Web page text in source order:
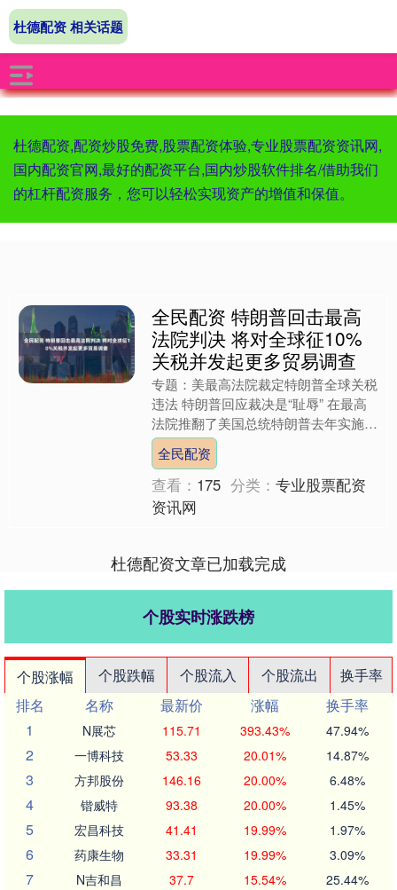
杜德配资,配资炒股免费,股票配资体验,专业股票配资资讯网,
国内配资官网,最好的配资平台,国内炒股软件排名/借助我们
的杠杆配资服务，您可以轻松实现资产的增值和保值。
杜德配资 相关话题
全民配资 特朗普回击最高
法院判决 将对全球征10%
关税并发起更多贸易调查
专题：美最高法院裁定特朗普全球关税
违法 特朗普回应裁决是“耻辱” 在最高
法院推翻了美国总统特朗普去年实施的
大部分关税政策后，特朗普表示，他将
签署一项命令，征收1....
全民配资
查看： 175 分类：专业股票配资
资讯网
杜德配资文章已加载完成
个股实时涨跌榜
个股涨幅 个股跌幅 个股流入 个股流出
换手率
排名
名称 最新价 涨幅
换手率
1
N展芯 115.71 393.43% 47.94%
2 一博科技 53.33 20.01% 14.87%
3 方邦股份 146.16 20.00% 6.48%
4 锴威特 93.38 20.00% 1.45%
5 宏昌科技 41.41 19.99% 1.97%
6 药康生物 33.31 19.99% 3.09%
7 N吉和昌 37.7 15.54% 25.44%